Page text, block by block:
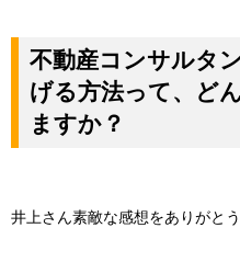
不動産コンサルタ
げる方法って、ど
ますか？
井上さん素敵な感想をありがと